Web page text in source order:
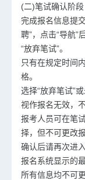
(二)笔试确认阶段
完成报名信息提
聘”，点击“导航”
“放弃笔试”。
只有在规定时间
格。
选择“放弃笔试”
视作报名无效，
报考人员可在笔
择，但不可更改
确认后请再次进
报名系统显示的
所有信息均不可更